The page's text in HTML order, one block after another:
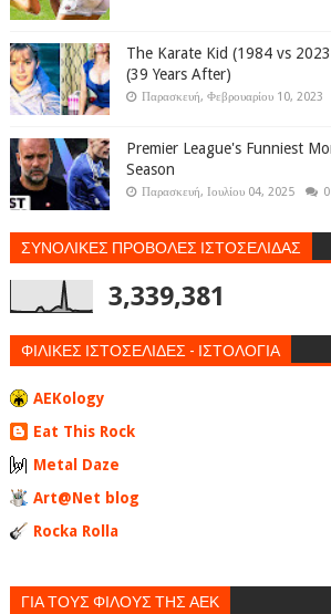
The Karate Kid (1984 vs
(39 Years After)
Παρασκευή, Φεβρουαρίου 10, 2023
Premier League's Funniest
Season
Παρασκευή, Ιουλίου 04, 2025 0
ΣΥΝΟΛΙΚΕΣ ΠΡΟΒΟΛΕΣ ΙΣΤΟΣΕΛΙΔΑΣ
3,339,381
ΦΙΛΙΚΕΣ ΙΣΤΟΣΕΛΙΔΕΣ - ΙΣΤΟΛΟΓΙΑ
AEKology
Eat This Rock
Metal Daze
Art@Net blog
Rocka Rolla
ΓΙΑ ΤΟΥΣ ΦΙΛΟΥΣ ΤΗΣ ΑΕΚ